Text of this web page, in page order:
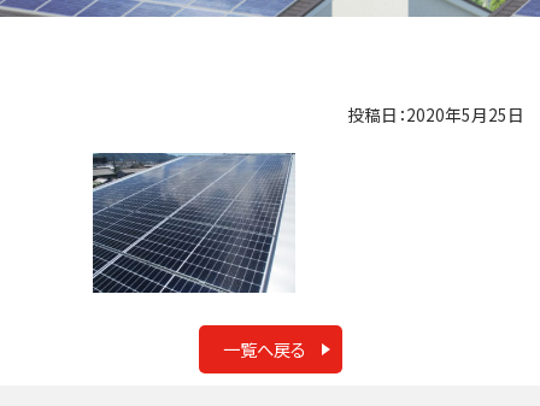
投稿日：2020年5月25日
一覧へ戻る